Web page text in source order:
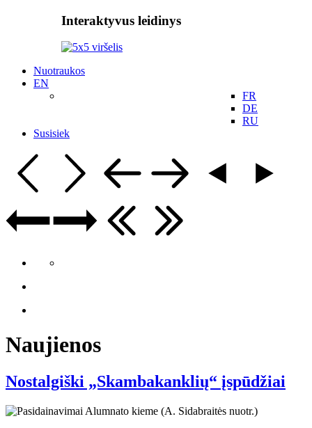
Interaktyvus leidinys
Nuotraukos
EN
FR
DE
RU
Susisiek
Naujienos
Nostalgiški „Skambakanklių“ įspūdžiai